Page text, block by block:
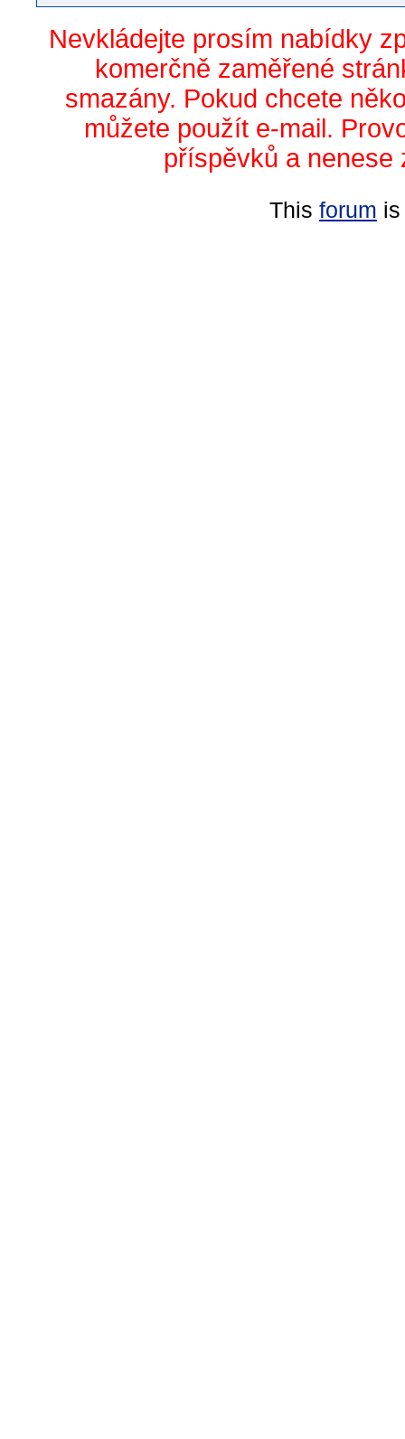
Nevkládejte prosím nabídky
komerčně zaměřené
smazány. Pokud chcete
můžete použít e-mail.
příspěvků a nenese
This forum